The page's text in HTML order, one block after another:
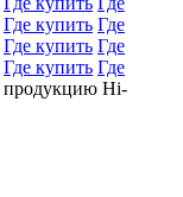
Где купить Где
Где купить Где
Где купить Где
продукцию Hi-